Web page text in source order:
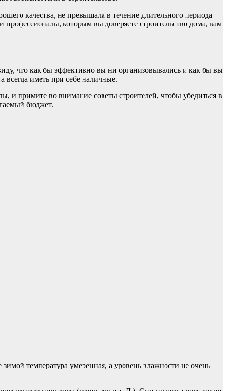
качества, не превышала в течение длительного периода
которым вы доверяете строительство дома, вам
что как бы эффективно вы ни организовывались и как бы вы
иметь при себе наличные.
и примите во внимание советы строителей, чтобы убедиться в
бюджет.
температура умеренная, а уровень влажности не очень